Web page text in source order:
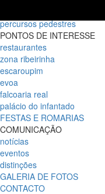
percursos pedestres
PONTOS DE INTERESSE
restaurantes
zona ribeirinha
escaroupim
evoa
falcoaria real
palácio do infantado
FESTAS E ROMARIAS
COMUNICAÇÃO
notícias
eventos
distinções
GALERIA DE FOTOS
CONTACTO